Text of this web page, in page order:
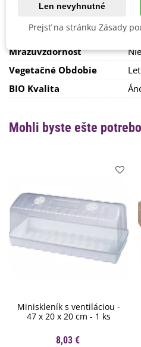
Výrobca
Mrazuvzdornosť
Nie
Vegetačné Obdobie
BIO Kvalita
Mohli byste ešte
Miniskleník s ventiláciou -
47 x 20 x 20 cm - 1 ks
8,03 €
Len nevyhnutné
Prejsť na stránku Zásady